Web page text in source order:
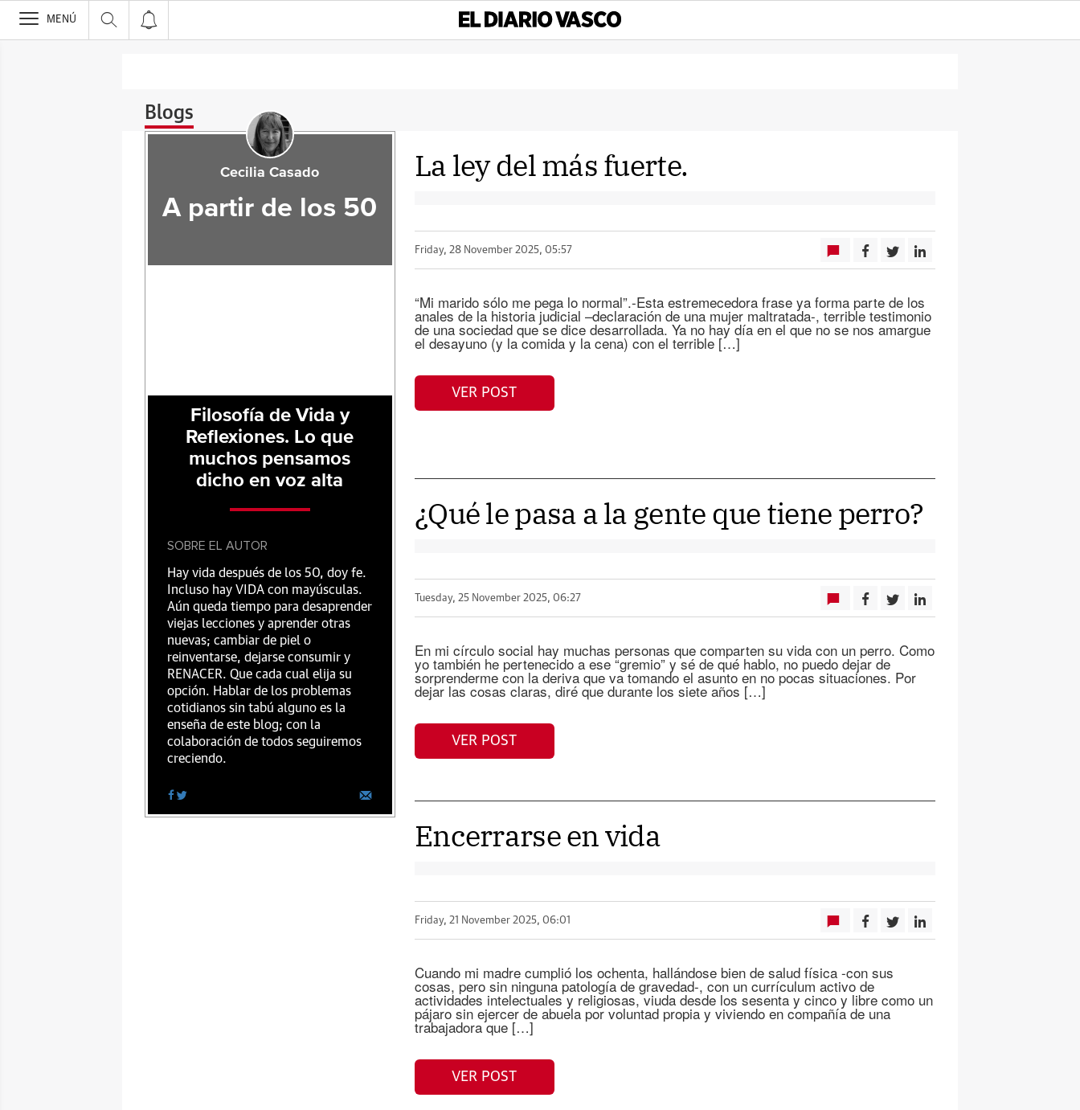
>
MENÚ
Blogs
La ley del más fuerte.
Friday, 28 November 2025, 05:57
“Mi marido sólo me pega lo normal”.-Esta estremecedora frase ya forma parte de los
anales de la historia judicial –declaración de una mujer maltratada-, terrible testimonio
de una sociedad que se dice desarrollada. Ya no hay día en el que no se nos amargue
el desayuno (y la comida y la cena) con el terrible […]
VER POST
¿Qué le pasa a la gente que tiene perro?
Tuesday, 25 November 2025, 06:27
En mi círculo social hay muchas personas que comparten su vida con un perro. Como
yo también he pertenecido a ese “gremio” y sé de qué hablo, no puedo dejar de
sorprenderme con la deriva que va tomando el asunto en no pocas situaciones. Por
dejar las cosas claras, diré que durante los siete años […]
VER POST
Encerrarse en vida
Friday, 21 November 2025, 06:01
Cuando mi madre cumplió los ochenta, hallándose bien de salud física -con sus
cosas, pero sin ninguna patología de gravedad-, con un currículum activo de
actividades intelectuales y religiosas, viuda desde los sesenta y cinco y libre como un
pájaro sin ejercer de abuela por voluntad propia y viviendo en compañía de una
trabajadora que […]
VER POST
Cecilia Casado
A partir de los 50
Filosofía de Vida y
Reflexiones. Lo que
muchos pensamos
dicho en voz alta
SOBRE EL AUTOR
Hay vida después de los 50, doy fe.
Incluso hay VIDA con mayúsculas.
Aún queda tiempo para desaprender
viejas lecciones y aprender otras
nuevas; cambiar de piel o
reinventarse, dejarse consumir y
RENACER. Que cada cual elija su
opción. Hablar de los problemas
cotidianos sin tabú alguno es la
enseña de este blog; con la
colaboración de todos seguiremos
creciendo.